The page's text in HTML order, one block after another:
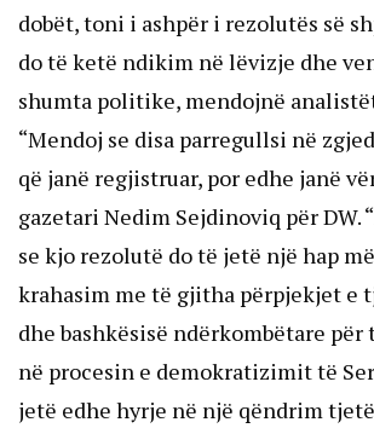
dobët, toni i ashpër i rezolutës së
do të ketë ndikim në lëvizje dhe
shumta politike, mendojnë
“Mendoj se disa parregullsi në
që janë regjistruar, por edhe janë
gazetari Nedim Sejdinoviq për DW.
se kjo rezolutë do të jetë një hap
krahasim me të gjitha përpjekjet e
dhe bashkësisë ndërkombëtare
në procesin e demokratizimit të
jetë edhe hyrje në një qëndrim